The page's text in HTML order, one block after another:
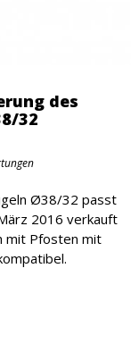
des
32
Ø38/32 passt
2016 verkauft
mit Pfosten mit
€